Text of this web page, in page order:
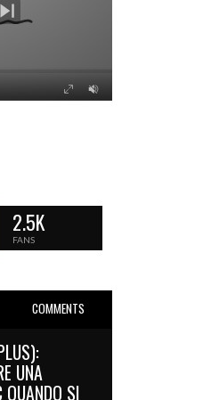
2.5K
FANS
COMMENTS
UNA
QUANDO SI